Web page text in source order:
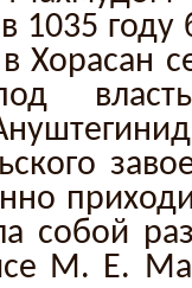
году
Хорасан
собой
М. Е.